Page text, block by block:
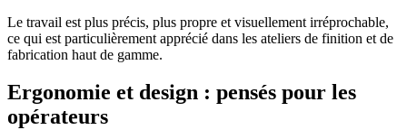
Le travail est plus précis, plus propre et visuellement irréprochable,
ce qui est particulièrement apprécié dans les ateliers de finition et de
fabrication haut de gamme.
Ergonomie et design : pensés pour les
opérateurs